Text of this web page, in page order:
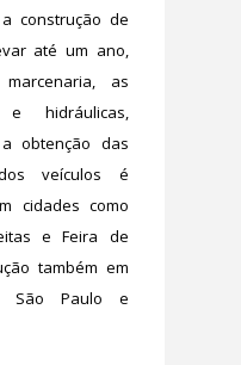
construção de
até um ano,
as
hidráulicas,
obtenção das
veículos é
cidades como
e Feira de
também em
São Paulo e